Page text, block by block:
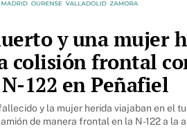
y una mujer
colisión frontal
122 en Peñafiel
y la mujer herida viajaban en el
de manera frontal en la N-122 a la